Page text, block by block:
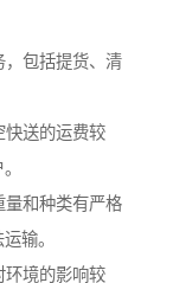
，包括提货、清
快送的运费较
量和种类有严格
输。
环境的影响较